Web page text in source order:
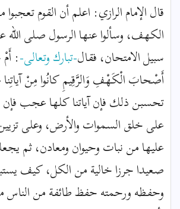
قال الإمام الرازي: اعلم أن القوم
الكهف، وسألوا عنها الرسول صلى الله
سبيل الامتحان، فقال-تبارك وتعالى-:
أَصْحابَ الْكَهْفِ وَالرَّقِيمِ كانُوا مِنْ
تحسبن ذلك فإن آياتنا كلها عجب فإن
على خلق السموات والأرض، وعلى
عليها من نبات وحيوان ومعادن، ثم
صعيدا جرزا خالية من الكل، كيف
وحفظه ورحمته حفظ طائفة من الناس